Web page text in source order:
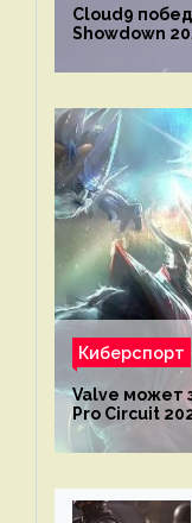
Cloud9
Showdown
Киберспорт
Valve может
Pro Circuit